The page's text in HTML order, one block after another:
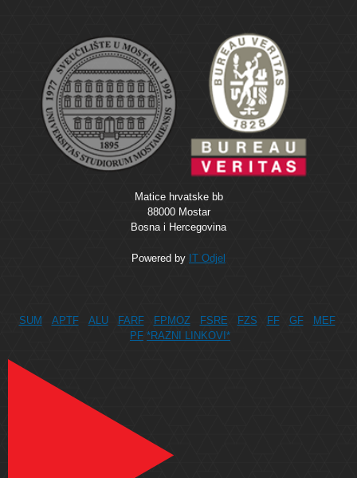
Matice hrvatske bb
88000 Mostar
Bosna i Hercegovina
Powered by IT Odjel
SUM APTF ALU FARF FPMOZ FSRE FZS FF GF
MEF
PF *RAZNI LINKOVI*